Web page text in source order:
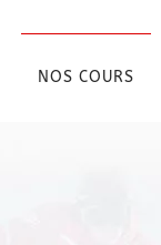
NOS COURS